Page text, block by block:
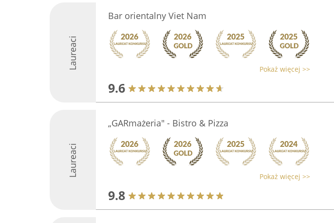
Laureaci
Bar orientalny Viet Nam
Pokaż więcej >>
9.6
Laureaci
„GARmażeria" - Bistro & Pizza
Pokaż więcej >>
9.8